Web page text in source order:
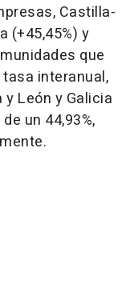
Castilla-
(+45,45%) y
que
interanual,
León y Galicia
un 44,93%,